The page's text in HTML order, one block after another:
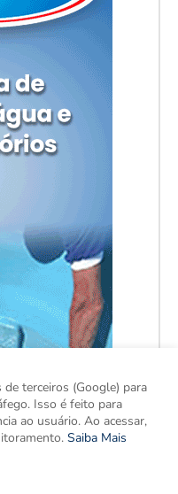
terceiros (Google) para
Isso é feito para
ao usuário. Ao acessar,
Saiba Mais